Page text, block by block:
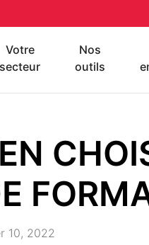
Votre
secteur
Nos
outils
10, 2022